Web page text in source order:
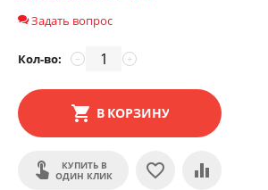
Задать вопрос
Кол-во: +
−
В КОРЗИНУ
КУПИТЬ В
ОДИН КЛИК